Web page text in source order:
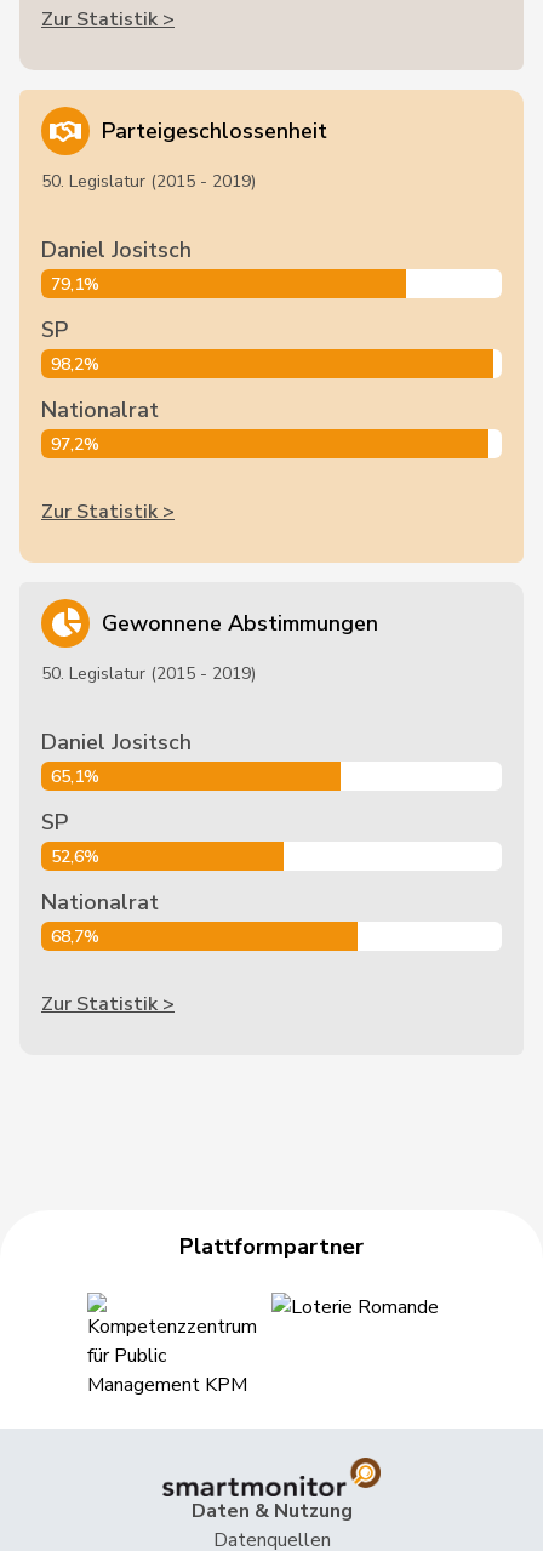
Zur Statistik >
Parteigeschlossenheit
50. Legislatur (2015 - 2019)
Daniel Jositsch
79,1%
SP
98,2%
Nationalrat
97,2%
Zur Statistik >
Gewonnene Abstimmungen
50. Legislatur (2015 - 2019)
Daniel Jositsch
65,1%
SP
52,6%
Nationalrat
68,7%
Zur Statistik >
Plattformpartner
Daten & Nutzung
Datenquellen